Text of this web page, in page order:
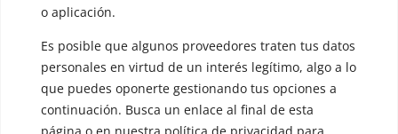
o aplicación.
Es posible que algunos proveedores traten tus datos
personales en virtud de un interés legítimo, algo a lo
que puedes oponerte gestionando tus opciones a
continuación. Busca un enlace al final de esta
🟥 CIRUGÍA: Glotoplastia
CONTACTO Y CITAS
✅Pide tu CITA ONLINE
WhatsApp :+34 625 14 46 47